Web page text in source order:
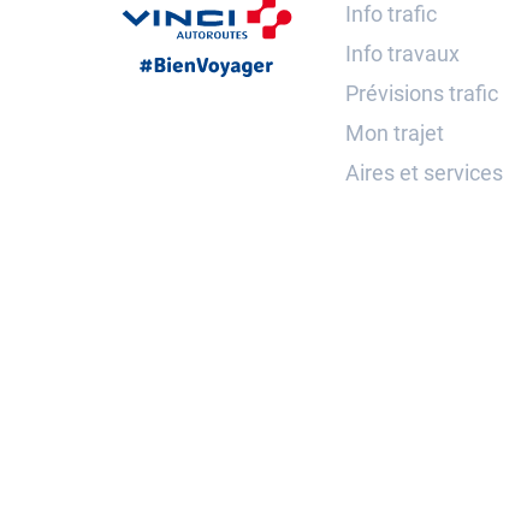
Info trafic
Info travaux
Prévisions trafic
Mon trajet
Aires et services